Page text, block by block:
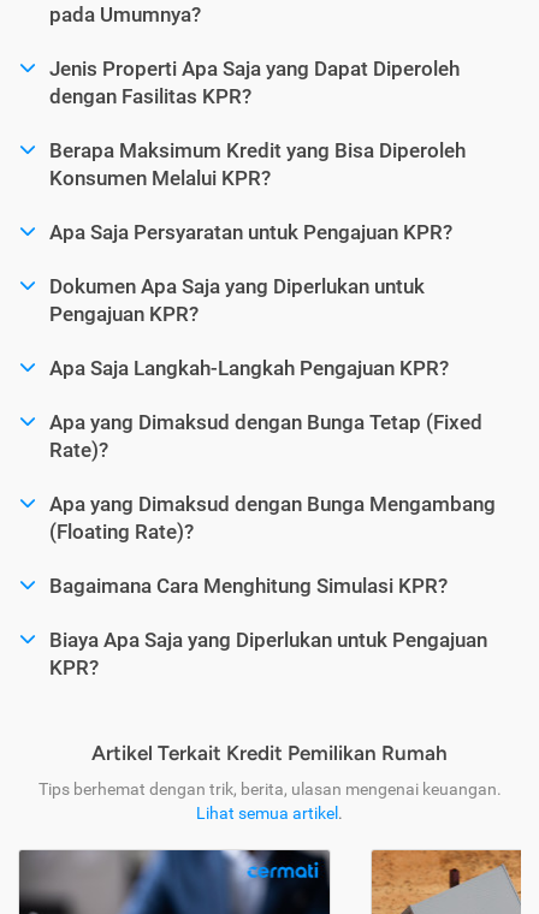
pada Umumnya?
Jenis Properti Apa Saja yang Dapat Diperoleh
dengan Fasilitas KPR?
Berapa Maksimum Kredit yang Bisa Diperoleh
Konsumen Melalui KPR?
Apa Saja Persyaratan untuk Pengajuan KPR?
Dokumen Apa Saja yang Diperlukan untuk
Pengajuan KPR?
Apa Saja Langkah-Langkah Pengajuan KPR?
Apa yang Dimaksud dengan Bunga Tetap (Fixed
Rate)?
Apa yang Dimaksud dengan Bunga Mengambang
(Floating Rate)?
Bagaimana Cara Menghitung Simulasi KPR?
Biaya Apa Saja yang Diperlukan untuk Pengajuan
KPR?
Artikel Terkait Kredit Pemilikan Rumah
Tips berhemat dengan trik, berita, ulasan mengenai keuangan.
Lihat semua artikel .